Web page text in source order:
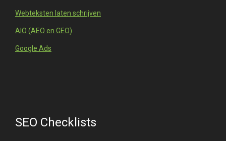
Webteksten laten schrijven
AIO (AEO en GEO)
Google Ads
SEO Checklists